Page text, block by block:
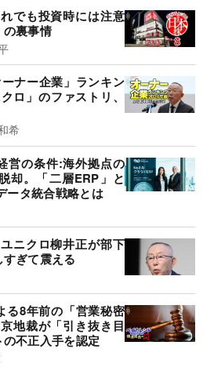
でも投資時には注意
の裏事情
ナー企業」ランキン
ロ」のファストリ、
希
営の条件:海外拠点の
却。「二層ERP」と
ータ統合戦略とは
ニクロ柳井正が部下
ぎて震える
る8年前の「営業秘密
地裁が「引き抜き目
不正入手を認定